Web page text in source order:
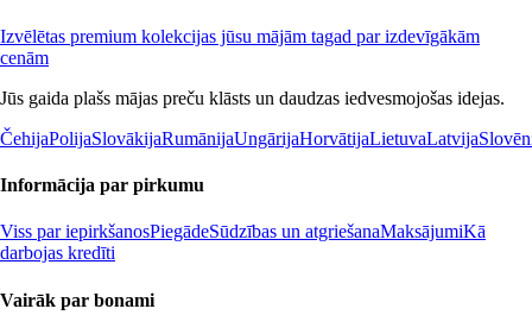
Izvēlētas premium kolekcijas jūsu mājām tagad par izdevīgākām
cenām
Jūs gaida plašs mājas preču klāsts un daudzas iedvesmojošas idejas.
ČehijaPolijaSlovākijaRumānijaUngārijaHorvātijaLietuvaLatvija
Informācija par pirkumu
Viss par iepirkšanosPiegādeSūdzības un atgriešanaMaksājumiKā
darbojas kredīti
Vairāk par bonami